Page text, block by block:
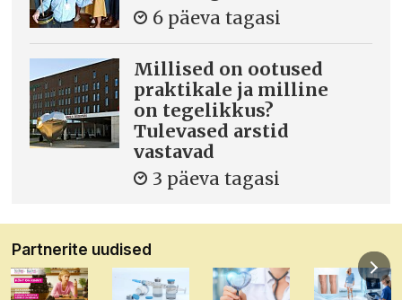
6 päeva tagasi
Millised on ootused
praktikale ja milline
on tegelikkus?
Tulevased arstid
vastavad
3 päeva tagasi
Partnerite uudised